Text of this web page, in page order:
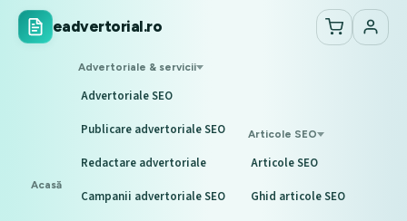
eadvertorial.ro
Acasă
Advertoriale & servicii
Advertoriale SEO
Publicare advertoriale SEO
Redactare advertoriale
Campanii advertoriale SEO
Articole SEO
Articole SEO
Ghid articole SEO